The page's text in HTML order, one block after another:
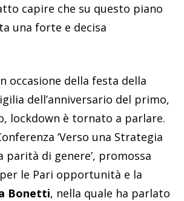
capire che su questo piano
una forte e decisa
occasione della festa della
dell’anniversario del primo,
lockdown è tornato a parlare.
‘Verso una Strategia
parità di genere’, promossa
le Pari opportunità e la
Bonetti, nella quale ha parlato